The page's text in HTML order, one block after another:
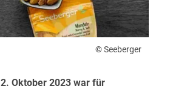
© Seeberger
Oktober 2023 war für